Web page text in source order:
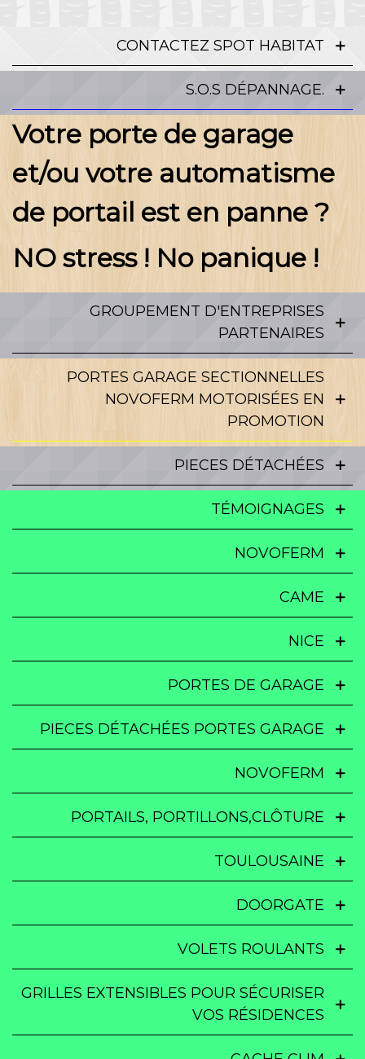
CONTACTEZ SPOT HABITAT
S.O.S DÉPANNAGE.
Votre porte de garage
et/ou votre automatisme
de portail est en panne ?
NO stress ! No panique !
GROUPEMENT D'ENTREPRISES
PARTENAIRES
PORTES GARAGE SECTIONNELLES
NOVOFERM MOTORISÉES EN
PROMOTION
PIECES DÉTACHÉES
TÉMOIGNAGES
NOVOFERM
CAME
NICE
PORTES DE GARAGE
PIECES DÉTACHÉES PORTES GARAGE
NOVOFERM
PORTAILS, PORTILLONS,CLÔTURE
TOULOUSAINE
DOORGATE
VOLETS ROULANTS
GRILLES EXTENSIBLES POUR SÉCURISER
VOS RÉSIDENCES